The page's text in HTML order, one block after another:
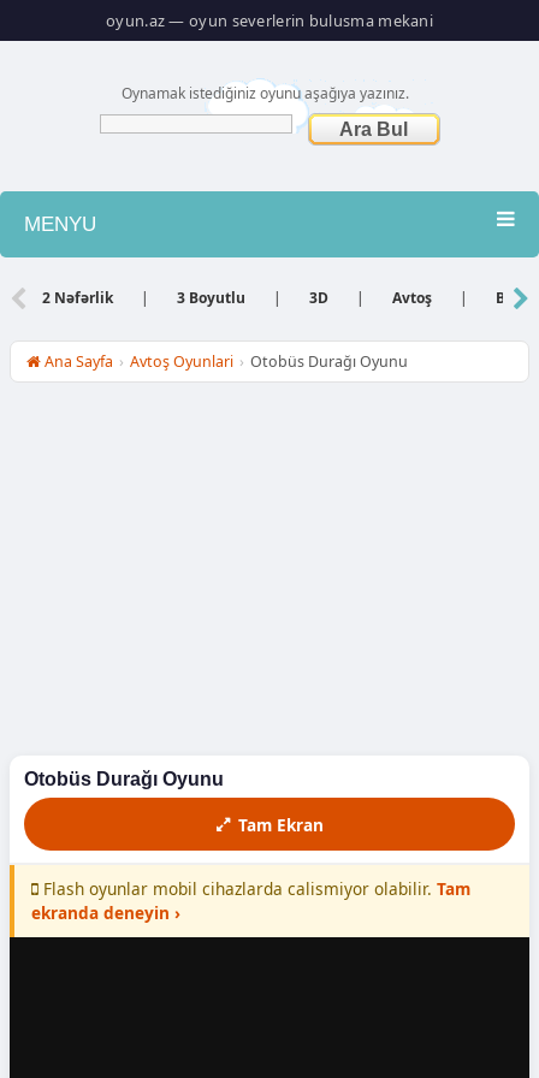
oyun.az — oyun severlerin bulusma mekani
Oynamak istediğiniz oyunu aşağıya yazınız.
MENYU
Atış
Yarış
2 Nəfərlik | 3 Boyutlu | 3D | Avtoş |
Ana Sayfa › Avtoş Oyunlari › Otobüs Durağı Oyunu
Otobüs Durağı Oyunu
Tam Ekran
Flash oyunlar mobil cihazlarda calismiyor olabilir. Tam
ekranda deneyin ›